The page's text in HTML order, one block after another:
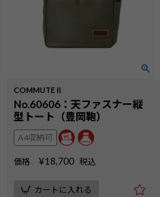
COMMUTEⅡ
No.60606：天ファスナー縦
型トート（豊岡鞄）
A4収納可
価格 ¥18,700 税込
カートに入れる